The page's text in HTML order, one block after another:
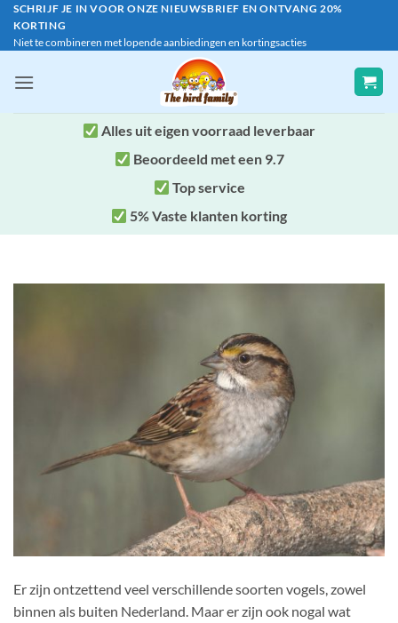
Ga
naar
inhoud
SCHRIJF JE IN VOOR ONZE NIEUWSBRIEF EN ONTVANG 20%
KORTING
Niet te combineren met lopende aanbiedingen en kortingsacties
Alles uit eigen voorraad leverbaar
Beoordeeld met een 9.7
Top service
5% Vaste klanten korting
Er zijn ontzettend veel verschillende soorten vogels, zowel
binnen als buiten Nederland. Maar er zijn ook nogal wat